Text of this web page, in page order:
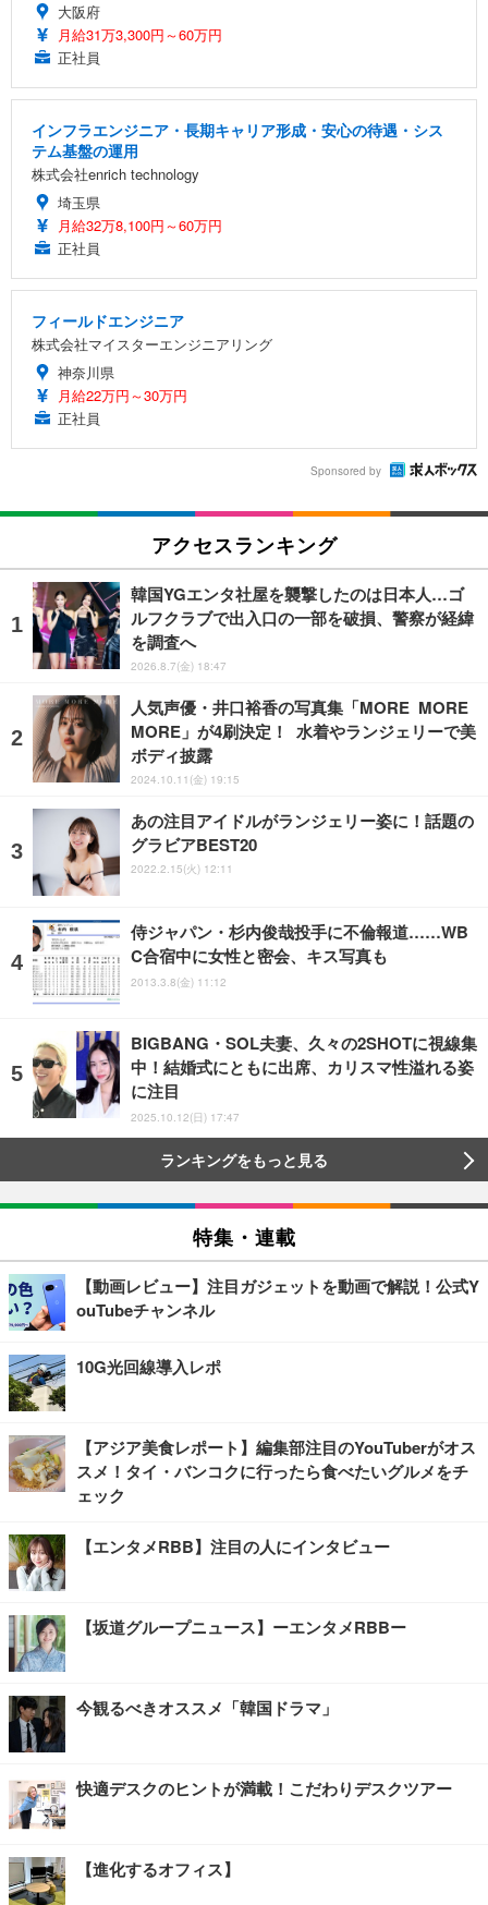
大阪府
月給31万3,300円～60万円
正社員
インフラエンジニア・長期キャリア形成・安心の待遇・シス
テム基盤の運用
株式会社enrich technology
埼玉県
月給32万8,100円～60万円
正社員
フィールドエンジニア
株式会社マイスターエンジニアリング
神奈川県
月給22万円～30万円
正社員
Sponsored by
アクセスランキング
韓国YGエンタ社屋を襲撃したのは日本人…ゴ
ルフクラブで出入口の一部を破損、警察が経緯
を調査へ
2026.8.7(金) 18:47
人気声優・井口裕香の写真集「MORE MORE
MORE」が4刷決定！ 水着やランジェリーで美
ボディ披露
2024.10.11(金) 19:15
あの注目アイドルがランジェリー姿に！話題の
グラビアBEST20
2022.2.15(火) 12:11
侍ジャパン・杉内俊哉投手に不倫報道……WB
C合宿中に女性と密会、キス写真も
2013.3.8(金) 11:12
BIGBANG・SOL夫妻、久々の2SHOTに視線集
中！結婚式にともに出席、カリスマ性溢れる姿
に注目
2025.10.12(日) 17:47
ランキングをもっと見る
特集・連載
【動画レビュー】注目ガジェットを動画で解説！公式Y
ouTubeチャンネル
10G光回線導入レポ
【アジア美食レポート】編集部注目のYouTuberがオス
スメ！タイ・バンコクに行ったら食べたいグルメをチ
ェック
【エンタメRBB】注目の人にインタビュー
【坂道グループニュース】ーエンタメRBBー
今観るべきオススメ「韓国ドラマ」
快適デスクのヒントが満載！こだわりデスクツアー
【進化するオフィス】